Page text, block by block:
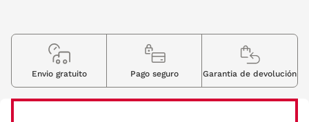
Envio gratuito Pago seguro Garantia de devolución